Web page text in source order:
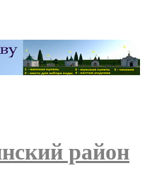
район